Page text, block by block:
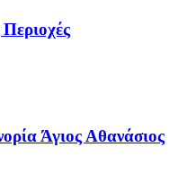
Άγιος Αθανάσιος